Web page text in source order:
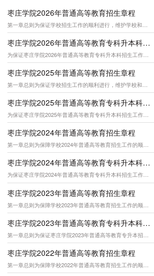
枣庄学院2026年普通高等教育招生章程
枣庄学院2026年普通高等教育专科升本科招生章程
枣庄学院2025年普通高等教育招生章程
枣庄学院2025年普通高等教育专科升本科招生章程
为保证枣庄学院2025年普通高等教育专科升本科招生工作的顺利进行，维护学校和考生
枣庄学院2024年普通高等教育招生章程
第一章总则为保障学校2024年普通高等教育招生工作的顺利进行，规范招生行为，提高
枣庄学院2024年普通高等教育专科升本科招生章程
为保证枣庄学院2024年普通高等教育专科升本科招生工作的顺利进行，维护学校和考生
枣庄学院2023年普通高等教育招生章程
枣庄学院2023年普通高等教育专科升本科招生章程
枣庄学院2022年普通高等教育招生章程